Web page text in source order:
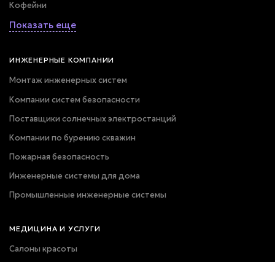
Кофейни
Показать еще
ИНЖЕНЕРНЫЕ КОМПАНИИ
Монтаж инженерных систем
Компании систем безопасности
Поставщики солнечных электростанций
Компании по бурению скважин
Пожарная безопасность
Инженерные системы для дома
Промышленные инженерные системы
МЕДИЦИНА И УСЛУГИ
Салоны красоты